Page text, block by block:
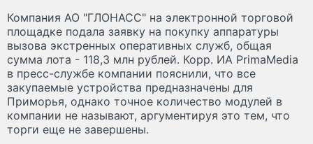
Компания АО "ГЛОНАСС" на электронной торговой
площадке подала заявку на покупку аппаратуры
вызова экстренных оперативных служб, общая
сумма лота - 118,3 млн рублей. Корр. ИА PrimaMedia
в пресс-службе компании пояснили, что все
закупаемые устройства предназначены для
Приморья, однако точное количество модулей в
компании не называют, аргументируя это тем, что
торги еще не завершены.